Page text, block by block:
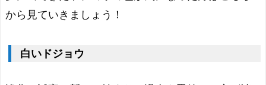
ジ
ョ
から見ていきましょう！
白いドジョウ